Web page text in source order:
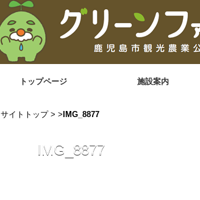
トップページ 施設案内
サイトトップ> > IMG_8877
IMG_8877